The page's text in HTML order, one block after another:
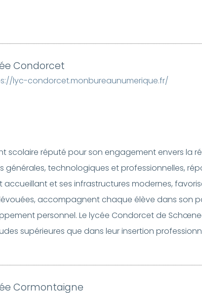
Condorcet
lyc-condorcet.monbureaunumerique.fr/
scolaire réputé pour son engagement envers la
technologiques et professionnelles,
et ses infrastructures modernes,
accompagnent chaque élève dans son
personnel. Le lycée Condorcet de
supérieures que dans leur insertion
Cormontaigne